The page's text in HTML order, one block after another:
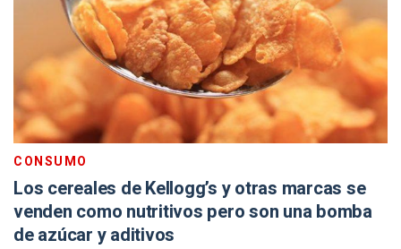
CONSUMO
Los cereales de Kellogg’s y otras marcas se
venden como nutritivos pero son una bomba
de azúcar y aditivos